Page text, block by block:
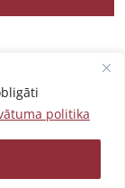
politika